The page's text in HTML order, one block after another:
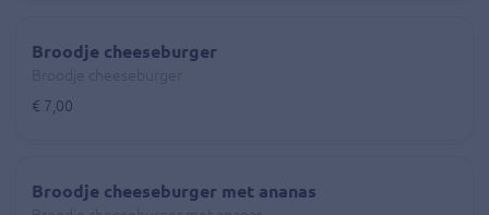
Broodje cheeseburger
€ 7,00
Broodje cheeseburger met ananas